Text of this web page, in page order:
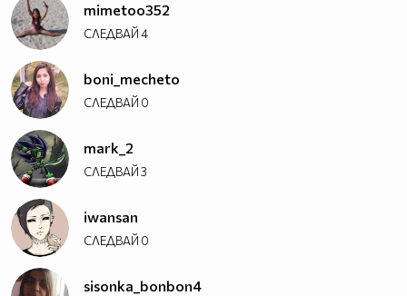
mimetoo352
СЛЕДВАЙ4
boni_mecheto
СЛЕДВАЙ 0
mark_2
СЛЕДВАЙ3
iwansan
СЛЕДВАЙ 0
sisonka_bonbon4